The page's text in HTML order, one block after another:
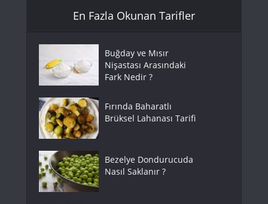
En Fazla Okunan Tarifler
Buğday ve Mısır
Nişastası Arasındaki
Fark Nedir ?
Fırında Baharatlı
Brüksel Lahanası Tarifi
Bezelye Dondurucuda
Nasıl Saklanır ?